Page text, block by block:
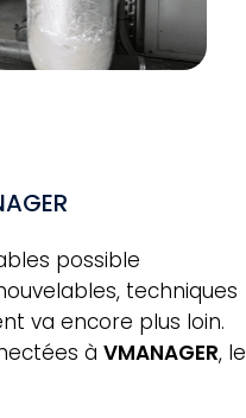
possible
techniques
va encore plus loin.
à VMANAGER, le